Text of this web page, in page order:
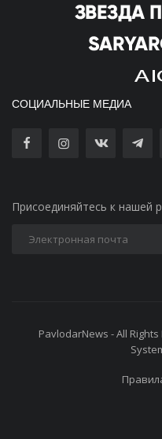
СОЦИАЛЬНЫЕ МЕДИА
Присоединяйтесь к нашей
PavlodarNews - All